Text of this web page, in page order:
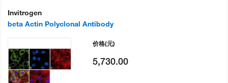
Invitrogen
beta Actin Polyclonal Antibody
价格(元)
5,730.00